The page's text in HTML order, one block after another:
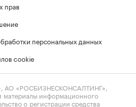
прав
персональных данных
cookie
«РОСБИЗНЕСКОНСАЛТИНГ»,
материалы информационного
о регистрации средства